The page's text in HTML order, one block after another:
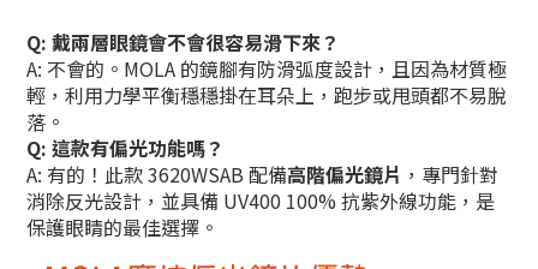
Q: 戴兩層眼鏡會不會很容易滑下來？
A: 不會的。MOLA 的鏡腳有防滑弧度設計，且因為材質極
輕，利用力學平衡穩穩掛在耳朵上，跑步或甩頭都不易脫
落。
Q: 這款有偏光功能嗎？
A: 有的！此款 3620WSAB 配備高階偏光鏡片 ，專門針對
消除反光設計，並具備 UV400 100% 抗紫外線功能，是
保護眼睛的最佳選擇。